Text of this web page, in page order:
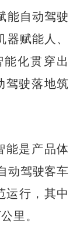
能自动驾驶
赋能人、
化贯穿出
驾驶落地筑
是产品体
动驾驶客车
运行，其中
里。